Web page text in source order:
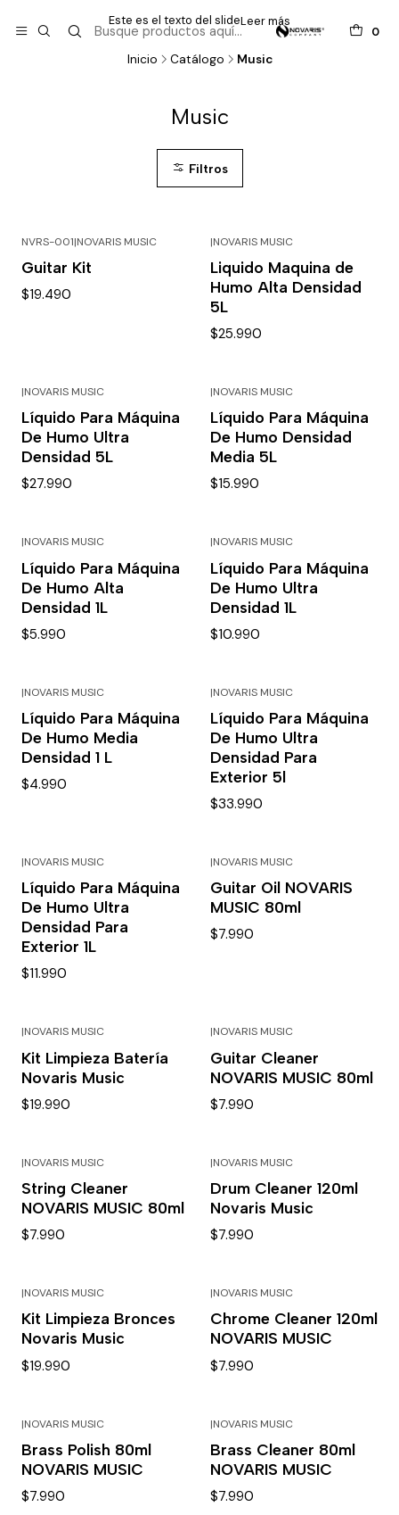
0
Este es el texto del slideLeer más
Inicio Catálogo Music
Music
Filtros
NVRS-001|NOVARIS MUSIC
Guitar Kit
$19.490
|NOVARIS MUSIC
Liquido Maquina de
Humo Alta Densidad
5L
$25.990
|NOVARIS MUSIC
Líquido Para Máquina
De Humo Ultra
Densidad 5L
$27.990
|NOVARIS MUSIC
Líquido Para Máquina
De Humo Densidad
Media 5L
$15.990
|NOVARIS MUSIC
Líquido Para Máquina
De Humo Alta
Densidad 1L
$5.990
|NOVARIS MUSIC
Líquido Para Máquina
De Humo Ultra
Densidad 1L
$10.990
|NOVARIS MUSIC
Líquido Para Máquina
De Humo Media
Densidad 1 L
$4.990
|NOVARIS MUSIC
Líquido Para Máquina
De Humo Ultra
Densidad Para
Exterior 5l
$33.990
|NOVARIS MUSIC
Líquido Para Máquina
De Humo Ultra
Densidad Para
Exterior 1L
$11.990
|NOVARIS MUSIC
Guitar Oil NOVARIS
MUSIC 80ml
$7.990
|NOVARIS MUSIC
Kit Limpieza Batería
Novaris Music
$19.990
|NOVARIS MUSIC
Guitar Cleaner
NOVARIS MUSIC 80ml
$7.990
|NOVARIS MUSIC
String Cleaner
NOVARIS MUSIC 80ml
$7.990
|NOVARIS MUSIC
Drum Cleaner 120ml
Novaris Music
$7.990
|NOVARIS MUSIC
Kit Limpieza Bronces
Novaris Music
$19.990
|NOVARIS MUSIC
Chrome Cleaner 120ml
NOVARIS MUSIC
$7.990
|NOVARIS MUSIC
Brass Polish 80ml
NOVARIS MUSIC
$7.990
|NOVARIS MUSIC
Brass Cleaner 80ml
NOVARIS MUSIC
$7.990